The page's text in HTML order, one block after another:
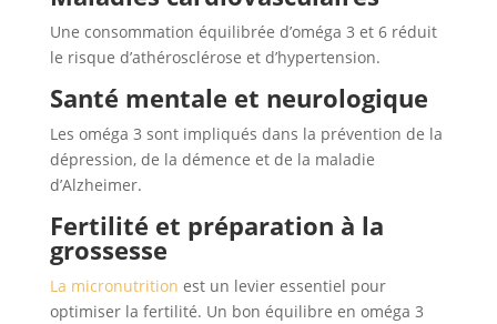
Une consommation équilibrée d’oméga 3 et 6 réduit
le risque d’athérosclérose et d’hypertension.
Santé mentale et neurologique
Les oméga 3 sont impliqués dans la prévention de la
dépression, de la démence et de la maladie
d’Alzheimer.
Fertilité et préparation à la
grossesse
La micronutrition est un levier essentiel pour
optimiser la fertilité. Un bon équilibre en oméga 3